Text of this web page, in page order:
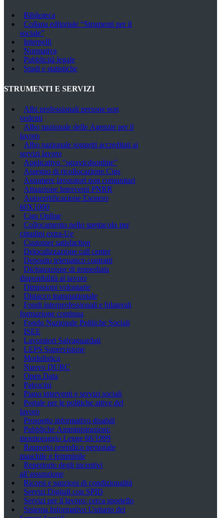
Biblioteca
Collana editoriale “Strumenti per il
sociale”
Interpelli
Normativa
Pubblicità legale
Studi e statistiche
STRUMENTI E SERVIZI
Albi professionali persone non
vedenti
Albo nazionale delle Agenzie per il
lavoro
Albo nazionale soggetti accreditati ai
servizi lavoro
Applicativo "sgravicdsonline"
Assegno di ricollocazione Cigs
Assumere lavoratori non comunitari
Attuazione Interventi PNRR
Autocertificazione Esonero
60X1000
Cigs Online
Collocamento nello spettacolo per
cittadini extra-Ue
Customer satisfaction
Delocalizzazione call center
Deposito telematico contratti
Dichiarazione di immediata
disponibilità al lavoro
Dimissioni volontarie
Distacco transnazionale
Fondi interprofessionali e bilaterali
formazione continua
Fondo Nazionale Politiche Sociali
ISEE
Lavoratori Salvaguardati
LEPS Supervisione
Modulistica
Nuovo DURC
Open Data
Patrocini
Piano interventi e servizi sociali
Portale per le politiche attive del
lavoro
Prospetto informativo disabili
Pubbliche Amministrazioni:
monitoraggio Legge 68/1999
Rapporto periodico personale
maschile e femminile
Repertorio degli incentivi
all’assunzione
Ricorsi e sanzioni di condizionalità
Servizi Digitali con SPID
Servizi per il lavoro: cerca sportello
Sistema Informativo Unitario dei